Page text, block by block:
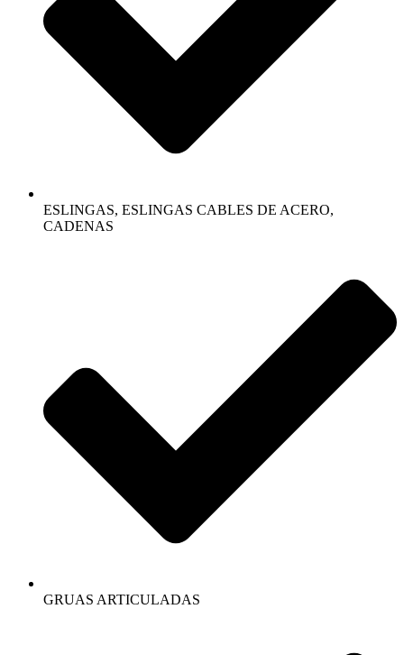
ESLINGAS, ESLINGAS CABLES DE ACERO,
CADENAS
GRUAS ARTICULADAS